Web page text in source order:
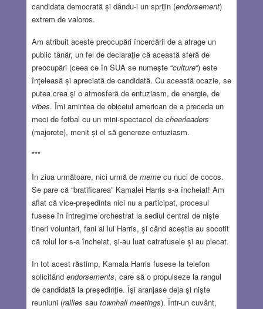
candidata democrată și dându-i un sprijin (endorsement)
extrem de valoros.
Am atribuit aceste preocupări încercării de a atrage un
public tânăr, un fel de declaraţie că această sferă de
preocupări (ceea ce în SUA se numeşte “culture“) este
înţeleasă și apreciată de candidată. Cu această ocazie, se
putea crea şi o atmosferă de entuziasm, de energie, de
vibes. Îmi amintea de obiceiul american de a preceda un
meci de fotbal cu un mini-spectacol de cheerleaders
(majorete), menit și el să genereze entuziasm.
***
În ziua următoare, nici urmă de memecu nuci de cocos.
Se pare că “bratificarea” Kamalei Harris s-a încheiat! Am
aflat că vice-preşedinta nici nu a participat, procesul
fusese în întregime orchestrat la sediul central de nişte
tineri voluntari, fani ai lui Harris, și când aceștia au socotit
că rolul lor s-a încheiat, şi-au luat catrafusele și au plecat.
În tot acest răstimp, Kamala Harris fusese la telefon
solicitând endorsements, care să o propulseze la rangul
de candidată la preşedinţie. Îşi aranjase deja şi nişte
reuniuni (rallies sau townhall meetings). Într-un cuvânt,